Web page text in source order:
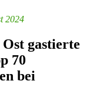
2024
gastierte
70
bei